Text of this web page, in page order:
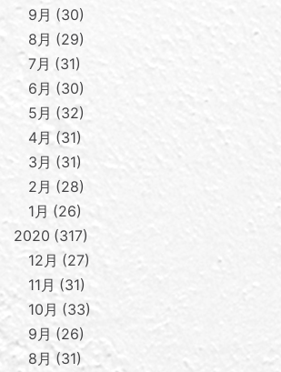
9月
30
8月
29
7月
31
6月
30
5月
32
4月 31
3月
31
2月
28
1月
26
2020 317
12月
27
11月
31
10月
33
9月
26
8月
31